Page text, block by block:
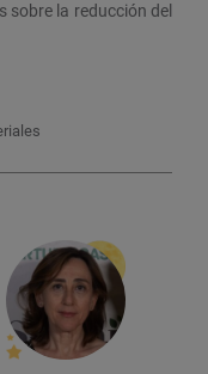
la reducción del